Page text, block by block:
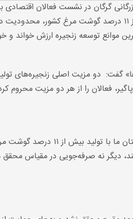
گرگان در نشست فعالان اقتصادی
کشاورزی مجلس شورای اسلامی با تأکید بر جایگاه استان در تولید بیش از ۱۱ درصد
موانع توسعه زنجیره ارزش خواند
گفت: دو مزیت اصلی زنجیره‌های
فعالان را از هر دو مزیت محروم
مبصری با اشاره به نقش برجسته استان گلستان در صنعت
دیگر نه صرفه‌جویی در مقیاس